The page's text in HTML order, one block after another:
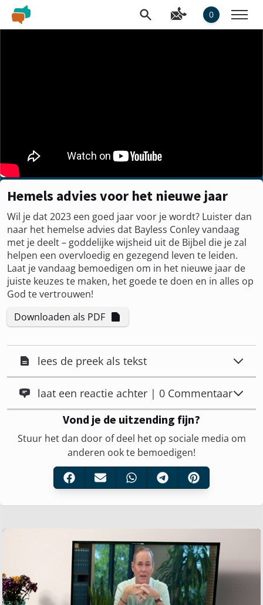
0
Hemels advies voor het nieuwe jaar
Wil je dat 2023 een goed jaar voor je wordt? Luister dan
naar het hemelse advies dat Bayless Conley vandaag
met je deelt – goddelijke wijsheid uit de Bijbel die je zal
helpen een overvloedig en gezegend leven te leiden.
Laat je vandaag bemoedigen om in het nieuwe jaar de
juiste keuzes te maken, het goede te doen en in alles op
God te vertrouwen!
Downloaden als PDF
lees de preek als tekst
laat een reactie achter | 0 Commentaar
Vond je de uitzending fijn?
Stuur het dan door of deel het op sociale media om
anderen ook te bemoedigen!